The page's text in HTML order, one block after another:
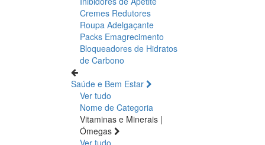
Cremes Redutores
Roupa Adelgaçante
Packs Emagrecimento
Bloqueadores de Hidratos
de Carbono
Saúde e Bem Estar
Ver tudo
Nome de Categoria
Vitaminas e Minerais |
Ómegas
Ver tudo